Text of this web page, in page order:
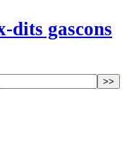
dits gascons